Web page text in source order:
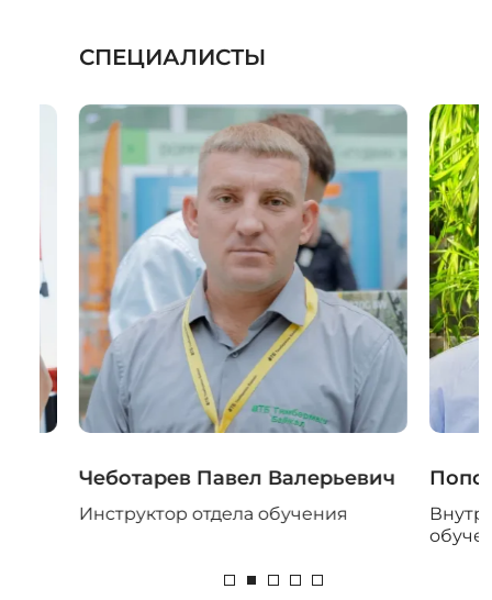
СПЕЦИАЛИСТЫ
Чеботарев Павел Валерьевич
Инструктор отдела обучения